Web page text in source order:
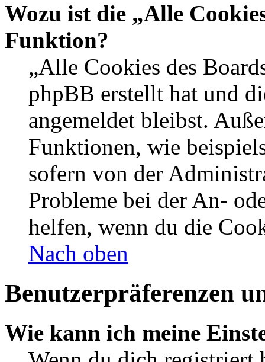
Wozu ist die „Alle
Funktion?
„Alle Cookies des
phpBB erstellt hat und
angemeldet bleibst.
Funktionen, wie
sofern von der
Probleme bei der An-
helfen, wenn du die
Nach oben
Benutzerpräferenzen
Wie kann ich meine